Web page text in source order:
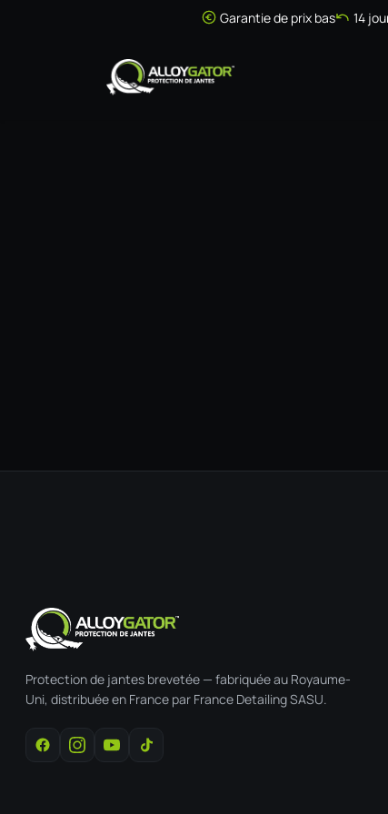
Garantie de prix bas 14
Protection de jantes brevetée — fabriquée au Royaume-
Uni, distribuée en France par France Detailing SASU.